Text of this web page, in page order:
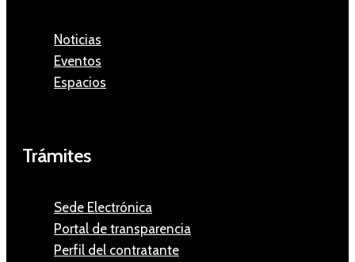
Noticias
Eventos
Espacios
Trámites
Sede Electrónica
Portal de transparencia
Perfil del contratante